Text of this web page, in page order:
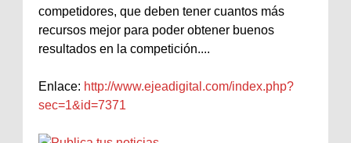
competidores, que deben tener cuantos más
recursos mejor para poder obtener buenos
resultados en la competición....
Enlace: http://www.ejeadigital.com/index.php?
sec=1&id=7371